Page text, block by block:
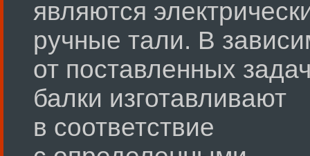
являются
ручные тали. В
от поставленных
балки изготавливают
в соответствие